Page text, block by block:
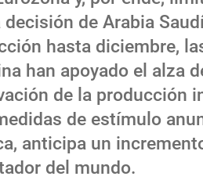
de Arabia
hasta diciembre,
han apoyado el alza
de la producción
de estímulo
anticipa un
del mundo.